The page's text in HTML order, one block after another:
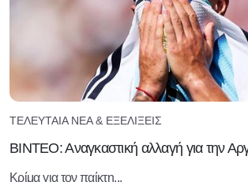
ΤΕΛΕΥΤΑΊΑ ΝΈΑ & ΕΞΕΛΊΞΕΙΣ
ΒΙΝΤΕΟ: Αναγκαστική αλλαγή για την
Κρίμα για τον παίκτη...